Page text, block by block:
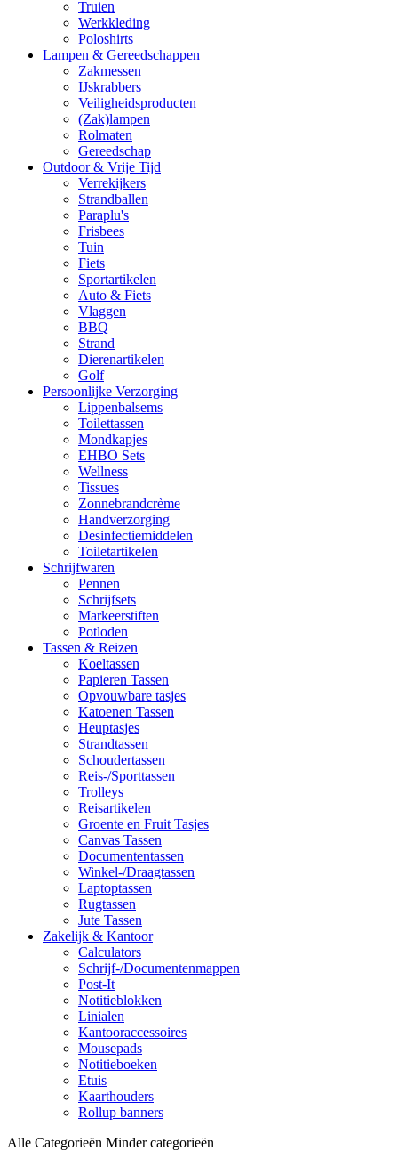
Truien
Werkkleding
Poloshirts
Lampen & Gereedschappen
Zakmessen
IJskrabbers
Veiligheidsproducten
(Zak)lampen
Rolmaten
Gereedschap
Outdoor & Vrije Tijd
Verrekijkers
Strandballen
Paraplu's
Frisbees
Tuin
Fiets
Sportartikelen
Auto & Fiets
Vlaggen
BBQ
Strand
Dierenartikelen
Golf
Persoonlijke Verzorging
Lippenbalsems
Toilettassen
Mondkapjes
EHBO Sets
Wellness
Tissues
Zonnebrandcrème
Handverzorging
Desinfectiemiddelen
Toiletartikelen
Schrijfwaren
Pennen
Schrijfsets
Markeerstiften
Potloden
Tassen & Reizen
Koeltassen
Papieren Tassen
Opvouwbare tasjes
Katoenen Tassen
Heuptasjes
Strandtassen
Schoudertassen
Reis-/Sporttassen
Trolleys
Reisartikelen
Groente en Fruit Tasjes
Canvas Tassen
Documententassen
Winkel-/Draagtassen
Laptoptassen
Rugtassen
Jute Tassen
Zakelijk & Kantoor
Calculators
Schrijf-/Documentenmappen
Post-It
Notitieblokken
Linialen
Kantooraccessoires
Mousepads
Notitieboeken
Etuis
Kaarthouders
Rollup banners
Alle Categorieën Minder categorieën